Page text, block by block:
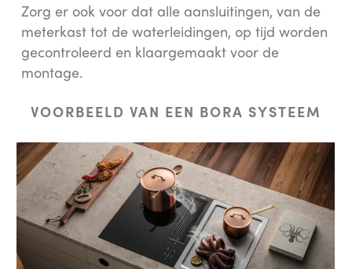
Zorg er ook voor dat alle aansluitingen, van de
meterkast tot de waterleidingen, op tijd worden
gecontroleerd en klaargemaakt voor de
montage.
VOORBEELD VAN EEN BORA SYSTEEM